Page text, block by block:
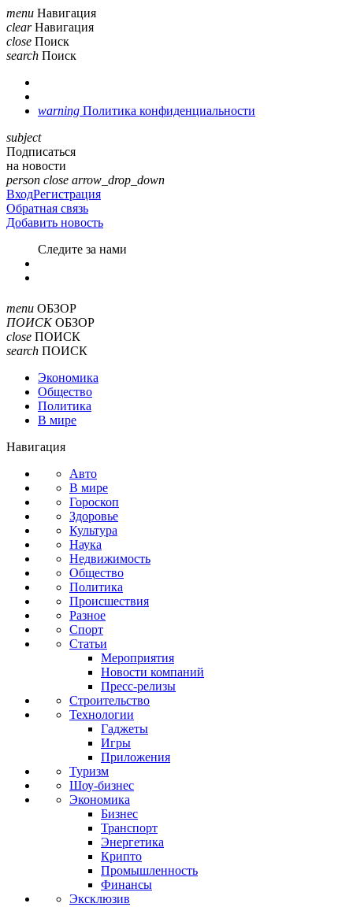
menu Навигация
clear Навигация
close Поиск
search Поиск
warning Политика конфиденциальности
subject
Подписаться
на новости
person close arrow_drop_down
ВходРегистрация
Обратная связь
Добавить новость
Cледите за нами
menu ОБЗОР
ПОИСК ОБЗОР
close ПОИСК
search ПОИСК
Экономика
Общество
Политика
В мире
Навигация
Авто
В мире
Гороскоп
Здоровье
Культура
Наука
Недвижимость
Общество
Политика
Происшествия
Разное
Спорт
Статьи
Мероприятия
Новости компаний
Пресс-релизы
Строительство
Технологии
Гаджеты
Игры
Приложения
Туризм
Шоу-бизнес
Экономика
Бизнес
Транспорт
Энергетика
Крипто
Промышленность
Финансы
Эксклюзив